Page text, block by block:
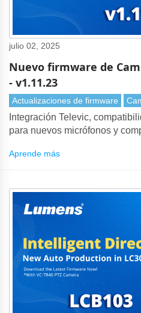
julio 02, 2025
Nuevo firmware de
- v1.11.23
Actualizaciones de firmware
Integración Televic,
para nuevos micrófonos y
Aprende más